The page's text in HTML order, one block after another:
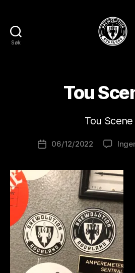
Søk
Tou
Tou Scene
r
l
Publiseringsdato
06/12/2022